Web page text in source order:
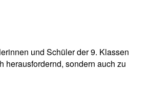
und Schüler der 9. Klassen
herausfordernd, sondern auch zu